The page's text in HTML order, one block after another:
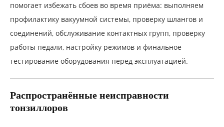
помогает избежать сбоев во время приёма: выполняем
профилактику вакуумной системы, проверку шлангов и
соединений, обслуживание контактных групп, проверку
работы педали, настройку режимов и финальное
тестирование оборудования перед эксплуатацией.
Распространённые неисправности
тонзиллоров